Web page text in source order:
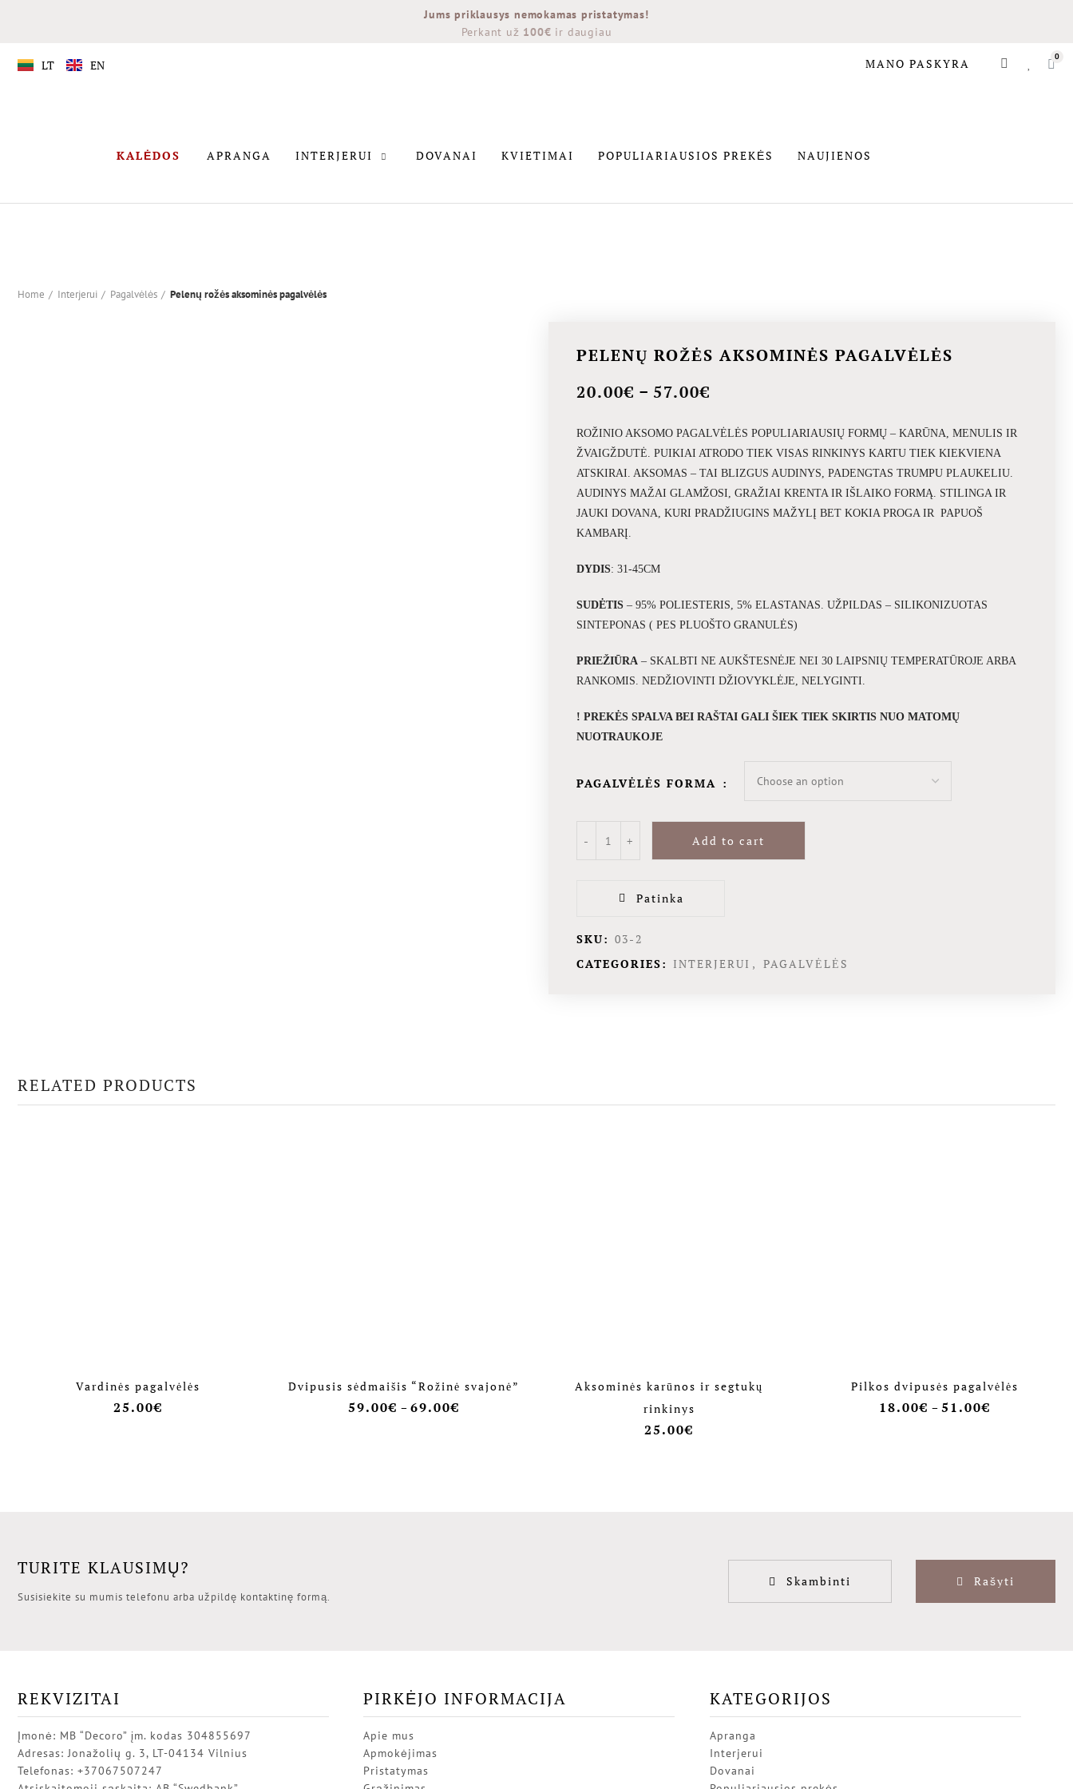
Jums priklausys nemokamas pristatymas!
Perkant už 100€ ir daugiau
LT EN MANO PASKYRA
KALĖDOS APRANGA INTERJERUI DOVANAI KVIETIMAI POPULIARIAUSIOS PREKĖS NAUJIENOS
KALĖDOS
APRANGA INTERJERUI DOVANAI KVIETIMAI
POPULIARIAUSIOS PREKĖS
Home Interjerui Pagalvėlės Pelenų rožės aksominės pagalvėlės
PELENŲ ROŽĖS AKSOMINĖS PAGALVĖLĖS
20.00€ – 57.00€
ROŽINIO AKSOMO PAGALVĖLĖS POPULIARIAUSIŲ FORMŲ – KARŪNA, MENULIS IR
ŽVAIGŽDUTĖ. PUIKIAI ATRODO TIEK VISAS RINKINYS KARTU TIEK KIEKVIENA
ATSKIRAI. AKSOMAS – TAI BLIZGUS AUDINYS, PADENGTAS TRUMPU PLAUKELIU.
AUDINYS MAŽAI GLAMŽOSI, GRAŽIAI KRENTA IR IŠLAIKO FORMĄ. STILINGA IR
JAUKI DOVANA, KURI PRADŽIUGINS MAŽYLĮ BET KOKIA PROGA IR PAPUOŠ
KAMBARĮ.
DYDIS: 31-45CM
SUDĖTIS – 95% POLIESTERIS, 5% ELASTANAS. UŽPILDAS – SILIKONIZUOTAS
SINTEPONAS ( PES PLUOŠTO GRANULĖS)
PRIEŽIŪRA – SKALBTI NE AUKŠTESNĖJE NEI 30 LAIPSNIŲ TEMPERATŪROJE ARBA
RANKOMIS. NEDŽIOVINTI DŽIOVYKLĖJE, NELYGINTI.
! PREKĖS SPALVA BEI RAŠTAI GALI ŠIEK TIEK SKIRTIS NUO MATOMŲ
NUOTRAUKOJE
PAGALVĖLĖS FORMA
Add to cart
Patinka
SKU: 03-2
CATEGORIES: INTERJERUI , PAGALVĖLĖS
RELATED PRODUCTS
Vardinės pagalvėlės
25.00€
Dvipusis sėdmaišis “Rožinė svajonė”
59.00€ – 69.00€
Aksominės karūnos ir segtukų
rinkinys
25.00€
Pilkos dvipusės pagalvėlės
18.00€ – 51.00€
TURITE KLAUSIMŲ?
Susisiekite su mumis telefonu arba užpildę kontaktinę formą.
Skambinti Rašyti
REKVIZITAI
Įmonė: MB “Decoro” įm. kodas 304855697
Adresas: Jonažolių g. 3, LT-04134 Vilnius
Telefonas: +37067507247
PIRKĖJO INFORMACIJA
Apie mus
Apmokėjimas
Pristatymas
KATEGORIJOS
Apranga
Interjerui
Dovanai